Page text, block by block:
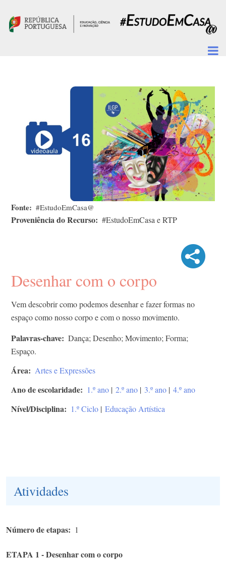
Fonte #EstudoEmCasa@
Proveniência do Recurso #EstudoEmCasa e RTP
Desenhar com o corpo
Vem descobrir como podemos desenhar e fazer formas no
espaço como nosso corpo e com o nosso movimento.
Palavras-chave
Dança; Desenho; Movimento; Forma;
Espaço.
Área Artes e Expressões
Ano de escolaridade 1.º ano | 2.º ano | 3.º ano | 4.º ano
Nível/Disciplina 1.º Ciclo | Educação Artística
Atividades
Número de etapas 1
ETAPA 1 - Desenhar com o corpo